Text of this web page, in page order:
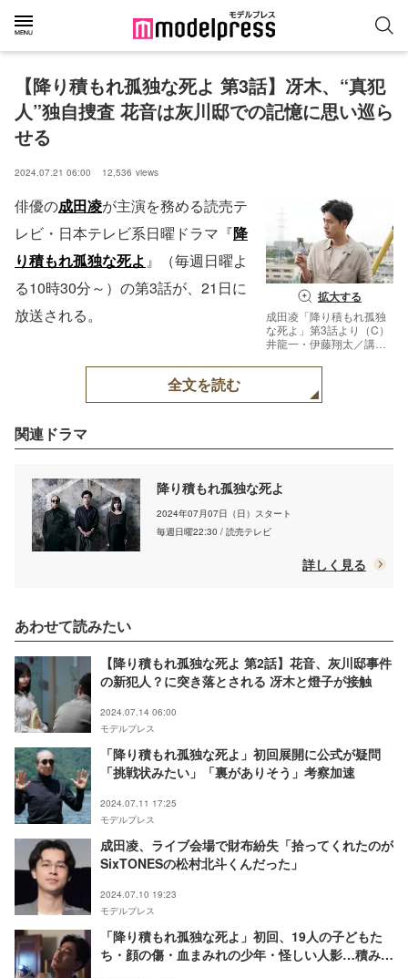
【降り積もれ孤独な死よ 第3話】冴木、“真犯
人”独自捜査 花音は灰川邸での記憶に思い巡ら
せる
2024.07.21 06:00 12,536 views
拡大する
成田凌「降り積もれ孤独
な死よ」第3話より（C）
井龍一・伊藤翔太／講談
俳優の成田凌が主演を務める読売テ
レビ・日本テレビ系日曜ドラマ『降
り積もれ孤独な死よ』（毎週日曜よ
る10時30分～）の第3話が、21日に
放送される。
全文を読む
関連ドラマ
降り積もれ孤独な死よ
2024年07月07日（日）スタート
毎週日曜22:30 / 読売テレビ
詳しく見る
あわせて読みたい
【降り積もれ孤独な死よ 第2話】花音、灰川邸事件
の新犯人？に突き落とされる 冴木と燈子が接触
2024.07.14 06:00
モデルプレス
「降り積もれ孤独な死よ」初回展開に公式が疑問
「挑戦状みたい」「裏がありそう」考察加速
2024.07.11 17:25
モデルプレス
成田凌、ライブ会場で財布紛失「拾ってくれたのが
SixTONESの松村北斗くんだった」
2024.07.10 19:23
モデルプレス
「降り積もれ孤独な死よ」初回、19人の子どもた
ち・顔の傷・血まみれの少年・怪しい人影…積み重